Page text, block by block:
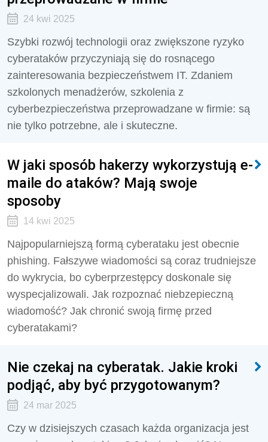
24 kwi 2025
Szybki rozwój technologii oraz zwiększone ryzyko
cyberataków przyczyniają się do rosnącego
zainteresowania bezpieczeństwem IT. Zdaniem
szkolonych menadżerów, szkolenia z
cyberbezpieczeństwa przeprowadzane w firmie: są
nie tylko potrzebne, ale i skuteczne.
W jaki sposób hakerzy wykorzystują e-
maile do ataków? Mają swoje
sposoby
14 kwi 2025
Najpopularniejszą formą cyberataku jest obecnie
phishing. Fałszywe wiadomości są coraz trudniejsze
do wykrycia, bo cyberprzestępcy doskonale się
wyspecjalizowali. Jak rozpoznać niebzepieczną
wiadomość? Jak chronić swoją firmę przed
cyberatakami?
Nie czekaj na cyberatak. Jakie kroki
podjąć, aby być przygotowanym?
24 mar 2025
Czy w dzisiejszych czasach każda organizacja jest